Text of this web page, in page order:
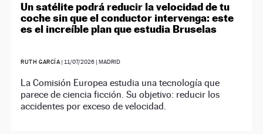
Un satélite podrá reducir la velocidad de tu
coche sin que el conductor intervenga: este
es el increíble plan que estudia Bruselas
RUTH GARCÍA | 11/07/2026 | MADRID
La Comisión Europea estudia una tecnología que
parece de ciencia ficción. Su objetivo: reducir los
accidentes por exceso de velocidad.